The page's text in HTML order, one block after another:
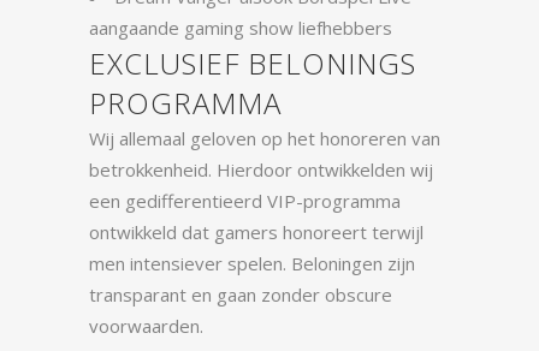
aangaande gaming show liefhebbers
EXCLUSIEF BELONINGS
PROGRAMMA
Wij allemaal geloven op het honoreren van
betrokkenheid. Hierdoor ontwikkelden wij
een gedifferentieerd VIP-programma
ontwikkeld dat gamers honoreert terwijl
men intensiever spelen. Beloningen zijn
transparant en gaan zonder obscure
voorwaarden.